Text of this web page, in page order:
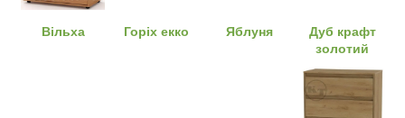
Вільха Горіх екко Яблуня
Дуб крафт
золотий